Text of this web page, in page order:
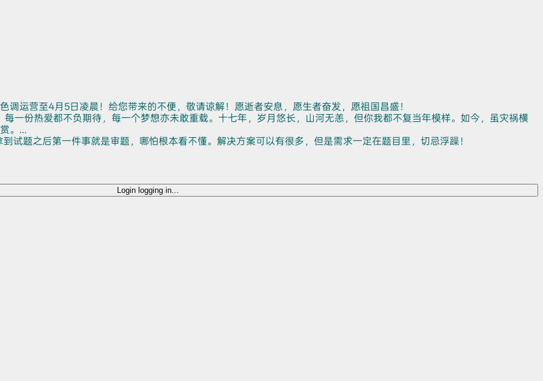
调运营至4月5日凌晨！给您带来的不便，敬请谅解！愿逝者安息，愿生者奋发，愿祖国昌盛！
一份热爱都不负期待，每一个梦想亦未敢重载。十七年，岁月悠长，山河无恙，但你我都不复当年模样。如今，虽灾祸横
。...
试题之后第一件事就是审题，哪怕根本看不懂。解决方案可以有很多，但是需求一定在题目里，切忌浮躁！
Login logging in...